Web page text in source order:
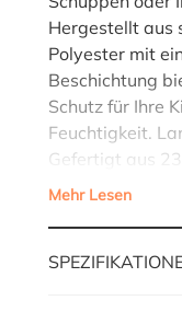
Hergestellt aus
Polyester mit
Beschichtung
Schutz für Ihre
Feuchtigkeit.
Gefertigt aus
Mehr Lesen